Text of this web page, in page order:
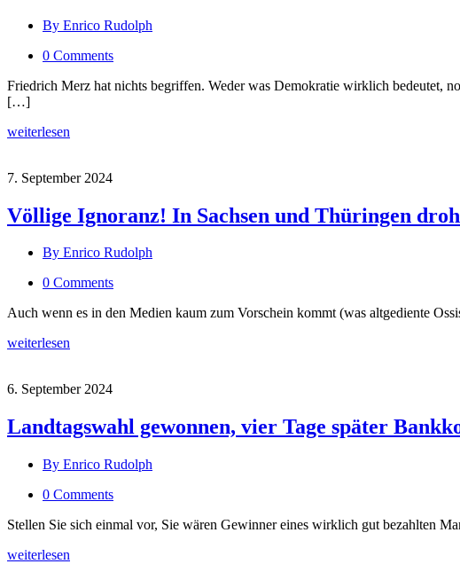
By Enrico Rudolph
0 Comments
Friedrich Merz hat nichts begriffen. Weder was Demokratie wirklich bedeutet,
[…]
weiterlesen
7. September 2024
Völlige Ignoranz! In Sachsen und Thüringen
By Enrico Rudolph
0 Comments
Auch wenn es in den Medien kaum zum Vorschein kommt (was altgediente
weiterlesen
6. September 2024
Landtagswahl gewonnen, vier Tage später
By Enrico Rudolph
0 Comments
Stellen Sie sich einmal vor, Sie wären Gewinner eines wirklich gut bezahlten
weiterlesen